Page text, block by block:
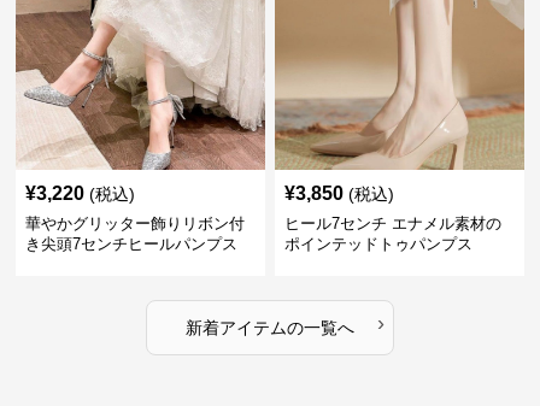
¥3,220 (税込)
華やかグリッター飾りリボン付
き尖頭7センチヒールパンプス
¥3,850 (税込)
ヒール7センチ エナメル素材の
ポインテッドトゥパンプス
新着アイテムの一覧へ ›